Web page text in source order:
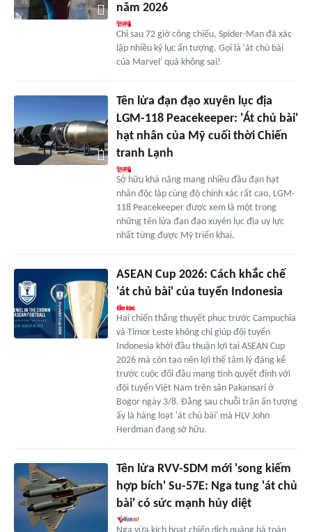
năm 2026
Chỉ sau 72 giờ công chiếu, Spider-Man đã xác
lập nhiều kỷ lục ấn tượng. Gọi là 'át chủ bài
của Marvel' quả không sai!
Tên lửa đạn đạo xuyên lục địa
LGM-118 Peacekeeper: 'Át chủ bài'
hạt nhân của Mỹ cuối thời Chiến
tranh Lạnh
Sở hữu khả năng mang nhiều đầu đạn hạt
nhân độc lập cùng độ chính xác rất cao, LGM-
118 Peacekeeper được xem là một trong
những tên lửa đạn đạo xuyên lục địa uy lực
nhất từng được Mỹ triển khai.
ASEAN Cup 2026: Cách khắc chế
'át chủ bài' của tuyển Indonesia
Hai chiến thắng thuyết phục trước Campuchia
và Timor Leste không chỉ giúp đội tuyển
Indonesia khởi đầu thuận lợi tại ASEAN Cup
2026 mà còn tạo nên lợi thế tâm lý đáng kể
trước cuộc đối đầu mang tính quyết định với
đội tuyển Việt Nam trên sân Pakansari ở
Bogor ngày 3/8. Đằng sau chuỗi trận ấn tượng
ấy là hàng loạt 'át chủ bài' mà HLV John
Herdman đang sở hữu.
Tên lửa RVV-SDM mới 'song kiếm
hợp bích' Su-57E: Nga tung 'át chủ
bài' có sức mạnh hủy diệt
Nga vừa kích hoạt chiến dịch quảng bá toàn